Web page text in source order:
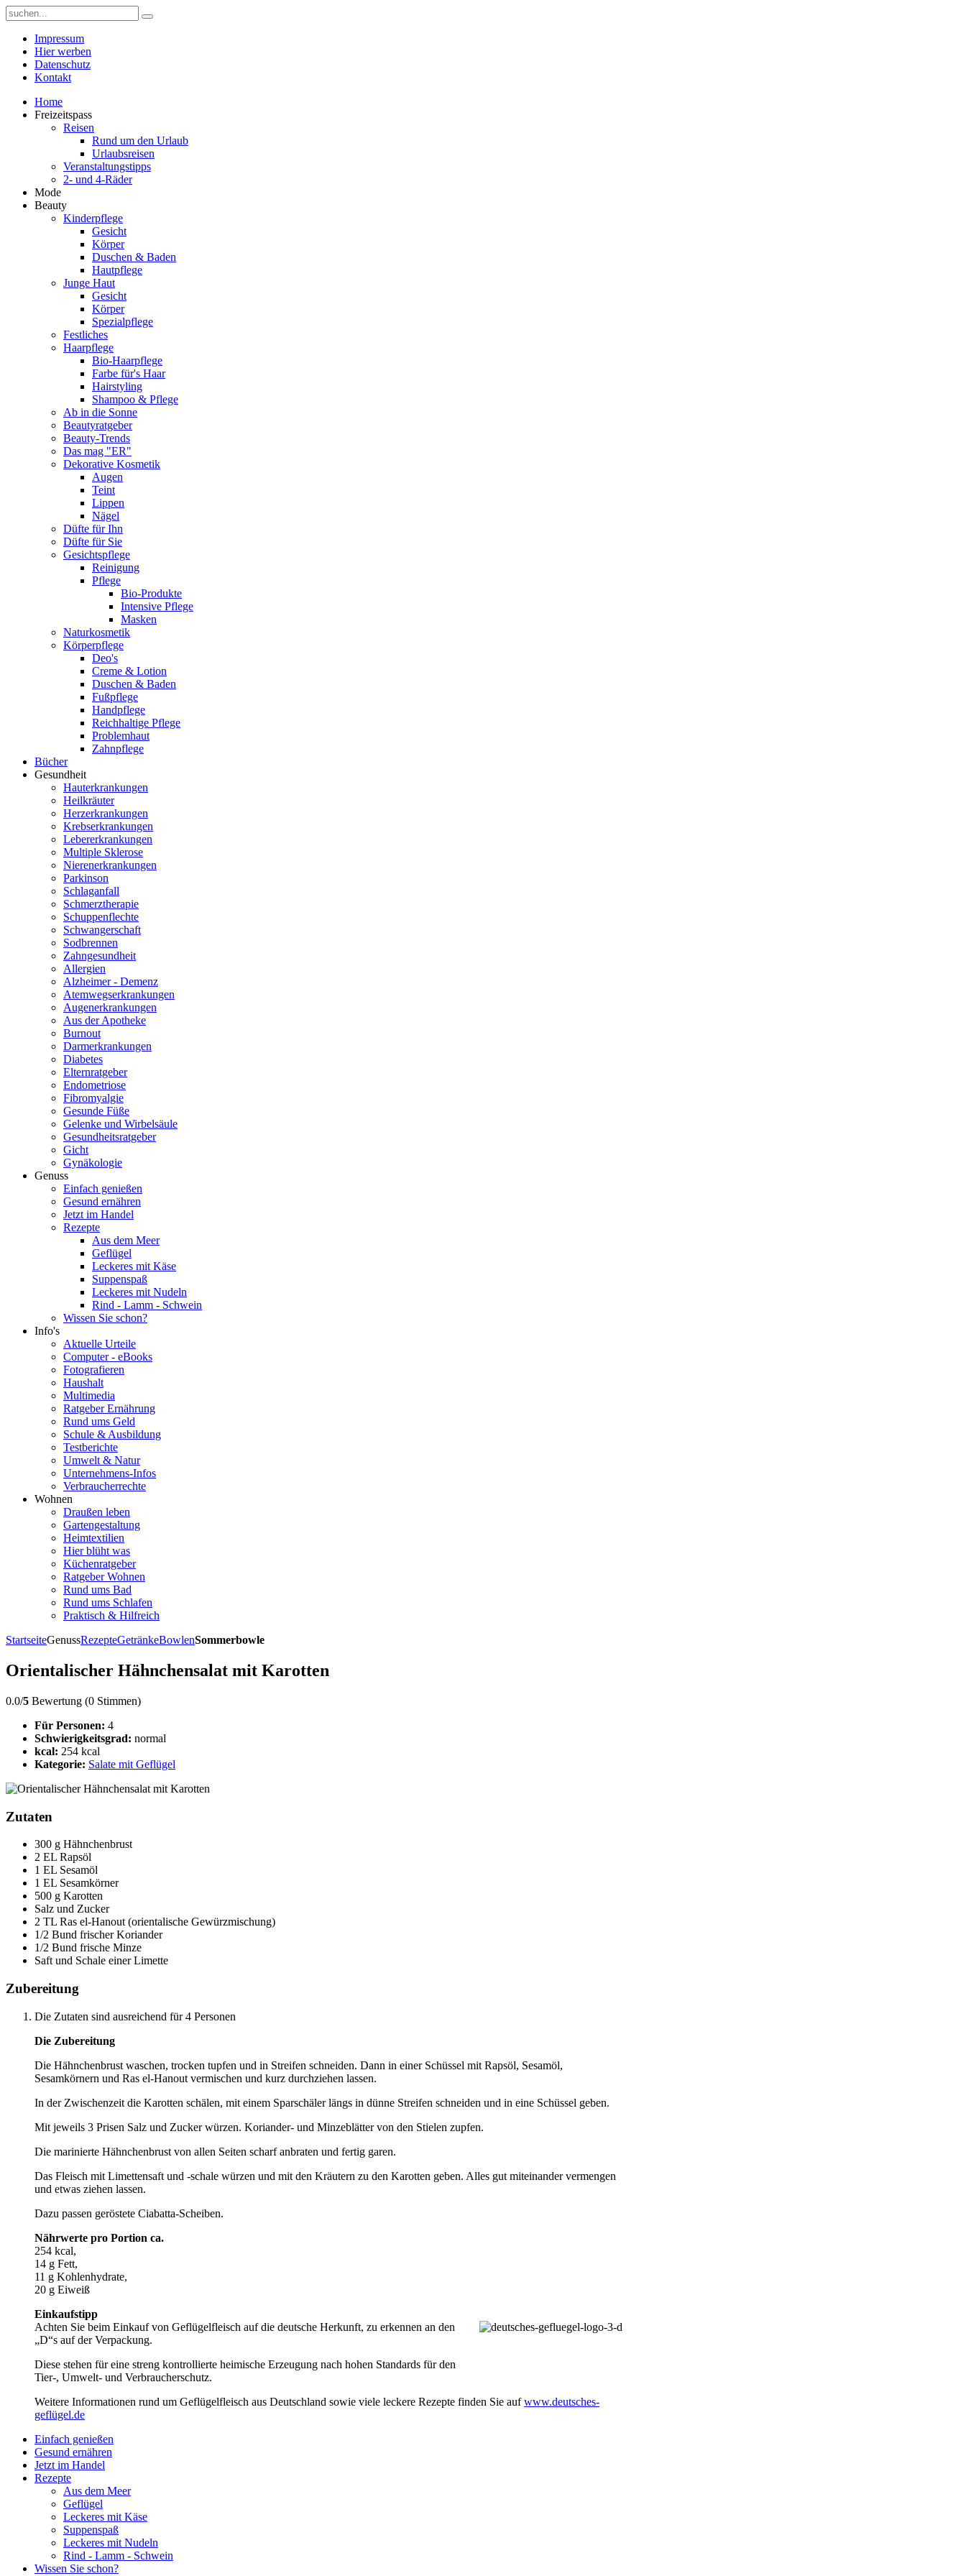
Impressum
Hier werben
Datenschutz
Kontakt
Home
Freizeitspass
Reisen
Rund um den Urlaub
Urlaubsreisen
Veranstaltungstipps
2- und 4-Räder
Mode
Beauty
Kinderpflege
Gesicht
Körper
Duschen & Baden
Hautpflege
Junge Haut
Gesicht
Körper
Spezialpflege
Festliches
Haarpflege
Bio-Haarpflege
Farbe für's Haar
Hairstyling
Shampoo & Pflege
Ab in die Sonne
Beautyratgeber
Beauty-Trends
Das mag "ER"
Dekorative Kosmetik
Augen
Teint
Lippen
Nägel
Düfte für Ihn
Düfte für Sie
Gesichtspflege
Reinigung
Pflege
Bio-Produkte
Intensive Pflege
Masken
Naturkosmetik
Körperpflege
Deo's
Creme & Lotion
Duschen & Baden
Fußpflege
Handpflege
Reichhaltige Pflege
Problemhaut
Zahnpflege
Bücher
Gesundheit
Hauterkrankungen
Heilkräuter
Herzerkrankungen
Krebserkrankungen
Lebererkrankungen
Multiple Sklerose
Nierenerkrankungen
Parkinson
Schlaganfall
Schmerztherapie
Schuppenflechte
Schwangerschaft
Sodbrennen
Zahngesundheit
Allergien
Alzheimer - Demenz
Atemwegserkrankungen
Augenerkrankungen
Aus der Apotheke
Burnout
Darmerkrankungen
Diabetes
Elternratgeber
Endometriose
Fibromyalgie
Gesunde Füße
Gelenke und Wirbelsäule
Gesundheitsratgeber
Gicht
Gynäkologie
Genuss
Einfach genießen
Gesund ernähren
Jetzt im Handel
Rezepte
Aus dem Meer
Geflügel
Leckeres mit Käse
Suppenspaß
Leckeres mit Nudeln
Rind - Lamm - Schwein
Wissen Sie schon?
Info's
Aktuelle Urteile
Computer - eBooks
Fotografieren
Haushalt
Multimedia
Ratgeber Ernährung
Rund ums Geld
Schule & Ausbildung
Testberichte
Umwelt & Natur
Unternehmens-Infos
Verbraucherrechte
Wohnen
Draußen leben
Gartengestaltung
Heimtextilien
Hier blüht was
Küchenratgeber
Ratgeber Wohnen
Rund ums Bad
Rund ums Schlafen
Praktisch & Hilfreich
StartseiteGenussRezepteGetränkeBowlenSommerbowle
Orientalischer Hähnchensalat mit Karotten
0.0/5 Bewertung (0 Stimmen)
Für Personen: 4
Schwierigkeitsgrad: normal
kcal: 254 kcal
Kategorie: Salate mit Geflügel
Zutaten
300 g Hähnchenbrust
2 EL Rapsöl
1 EL Sesamöl
1 EL Sesamkörner
500 g Karotten
Salz und Zucker
2 TL Ras el-Hanout (orientalische Gewürzmischung)
1/2 Bund frischer Koriander
1/2 Bund frische Minze
Saft und Schale einer Limette
Zubereitung
Die Zutaten sind ausreichend für 4 Personen
Die Zubereitung
Die Hähnchenbrust waschen, trocken tupfen und in Streifen schneiden. Dann in einer Schüssel mit Rapsöl, Sesamöl,
Sesamkörnern und Ras el-Hanout vermischen und kurz durchziehen lassen.
In der Zwischenzeit die Karotten schälen, mit einem Sparschäler längs in dünne Streifen schneiden und in eine Schüssel geben.
Mit jeweils 3 Prisen Salz und Zucker würzen. Koriander- und Minzeblätter von den Stielen zupfen.
Die marinierte Hähnchenbrust von allen Seiten scharf anbraten und fertig garen.
Das Fleisch mit Limettensaft und -schale würzen und mit den Kräutern zu den Karotten geben. Alles gut miteinander vermengen
und etwas ziehen lassen.
Dazu passen geröstete Ciabatta-Scheiben.
Nährwerte pro Portion ca.
254 kcal,
14 g Fett,
11 g Kohlenhydrate,
20 g Eiweiß
Einkaufstipp
Achten Sie beim Einkauf von Geflügelfleisch auf die deutsche Herkunft, zu erkennen an den
„D“s auf der Verpackung.
Diese stehen für eine streng kontrollierte heimische Erzeugung nach hohen Standards für den
Tier-, Umwelt- und Verbraucherschutz.
Weitere Informationen rund um Geflügelfleisch aus Deutschland sowie viele leckere Rezepte finden Sie aufwww.deutsches-
geflügel.de
Einfach genießen
Gesund ernähren
Jetzt im Handel
Rezepte
Aus dem Meer
Geflügel
Leckeres mit Käse
Suppenspaß
Leckeres mit Nudeln
Rind - Lamm - Schwein
Wissen Sie schon?